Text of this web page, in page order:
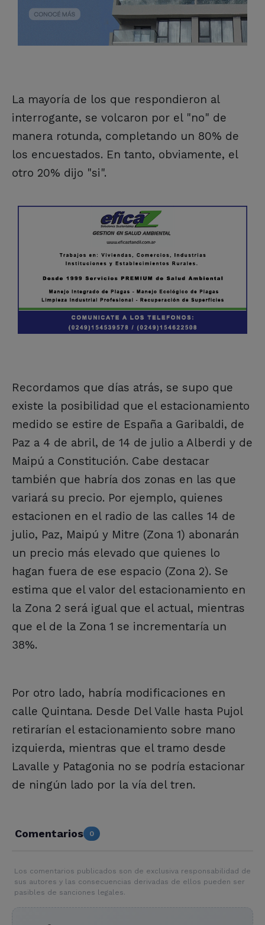
La mayoría de los que respondieron al
interrogante, se volcaron por el "no" de
manera rotunda, completando un 80% de
los encuestados. En tanto, obviamente, el
otro 20% dijo "si".
Recordamos que días atrás, se supo que
existe la posibilidad que el estacionamiento
medido se estire de España a Garibaldi, de
Paz a 4 de abril, de 14 de julio a Alberdi y de
Maipú a Constitución. Cabe destacar
también que habría dos zonas en las que
variará su precio. Por ejemplo, quienes
estacionen en el radio de las calles 14 de
julio, Paz, Maipú y Mitre (Zona 1) abonarán
un precio más elevado que quienes lo
hagan fuera de ese espacio (Zona 2). Se
estima que el valor del estacionamiento en
la Zona 2 será igual que el actual, mientras
que el de la Zona 1 se incrementaría un
38%.
Por otro lado, habría modificaciones en
calle Quintana. Desde Del Valle hasta Pujol
retirarían el estacionamiento sobre mano
izquierda, mientras que el tramo desde
Lavalle y Patagonia no se podría estacionar
de ningún lado por la vía del tren.
Comentarios 0
Los comentarios publicados son de exclusiva responsabilidad de
sus autores y las consecuencias derivadas de ellos pueden ser
pasibles de sanciones legales.